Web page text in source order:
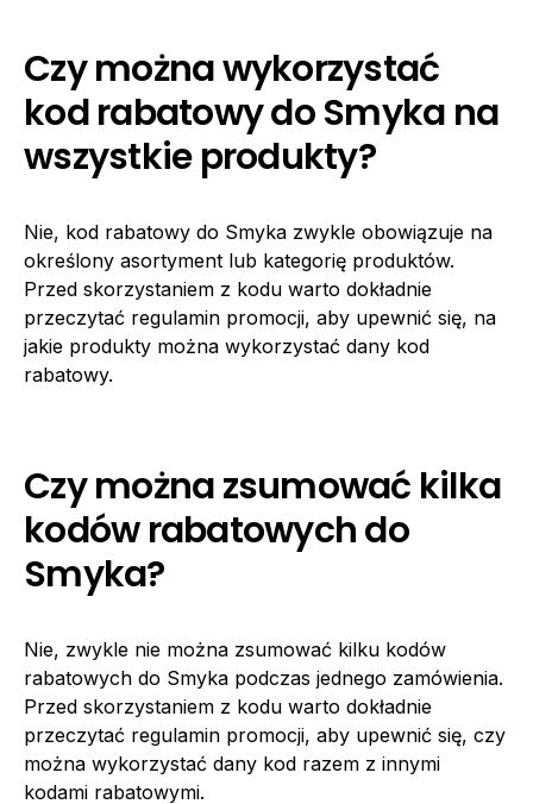
Czy można wykorzystać
kod rabatowy do Smyka na
wszystkie produkty?
Nie, kod rabatowy do Smyka zwykle obowiązuje na
określony asortyment lub kategorię produktów.
Przed skorzystaniem z kodu warto dokładnie
przeczytać regulamin promocji, aby upewnić się, na
jakie produkty można wykorzystać dany kod
rabatowy.
Czy można zsumować kilka
kodów rabatowych do
Smyka?
Nie, zwykle nie można zsumować kilku kodów
rabatowych do Smyka podczas jednego zamówienia.
Przed skorzystaniem z kodu warto dokładnie
przeczytać regulamin promocji, aby upewnić się, czy
można wykorzystać dany kod razem z innymi
kodami rabatowymi.